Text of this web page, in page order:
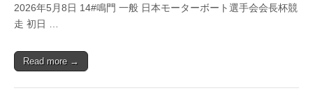
2026年5月8日 14#鳴門 一般 日本モーターボート選手会会長杯競
走 初日 …
Read more →